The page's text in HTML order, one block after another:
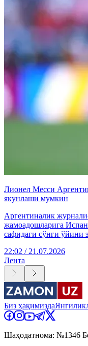
Лионел Месси
якунлаши мумкин
Аргентиналик
жамоадошларига
сафидаги сўнги ўйини
22:02 / 21.07.2026
Лента
Биз ҳақимизда
Шаҳодатнома: №1346